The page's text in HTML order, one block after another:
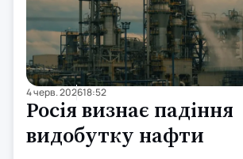
4 черв. 202618:52
Росія визнає падіння
видобутку нафти